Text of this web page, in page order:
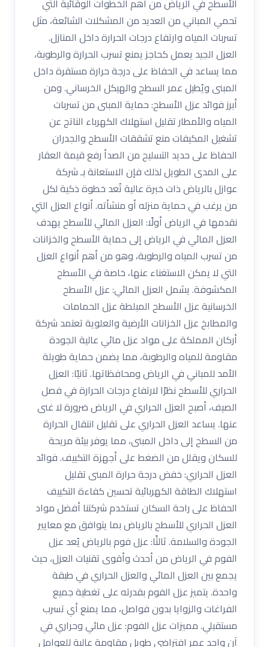
الأسطح في الرياض من أهم الخطوات الوقائية التي
تحمي المباني من العديد من المشكلات الشائعة، مثل
تسربات المياه وارتفاع درجات الحرارة داخل المنازل.
العزل الجيد يعمل كحاجز يمنع تسرب الحرارة والرطوبة،
مما يساعد في الحفاظ على درجة حرارة مستقرة داخل
المبنى ويُطيل عمر السطح والهيكل الخرساني. ومن
أبرز فوائد عزل الأسطح: حماية المبنى من تسربات
المياه والأمطار تقليل استهلاك الكهرباء الناتج عن
تشغيل المكيفات منع تشققات الأسطح والجدران
الحفاظ على حديد التسليح من الصدأ رفع قيمة العقار
على المدى الطويل لذلك فإن الاستعانة بـ شركة
عوازل بالرياض ذات خبرة عالية تُعد خطوة ذكية لكل
من يرغب في حماية منزله أو منشأته. أنواع العزل التي
نقدمها في الرياض أولًا: العزل المائي للأسطح يهدف
العزل المائي في الرياض إلى حماية الأسطح والخزانات
من تسرب المياه والرطوبة، وهو من أهم أنواع العزل
التي لا يمكن الاستغناء عنها، خاصة في الأسطح
المكشوفة. يشمل العزل المائي: عزل الأسطح
الخرسانية عزل الأسطح المبلطة عزل الحمامات
والمطابخ عزل الخزانات الأرضية والعلوية تعتمد شركة
أركان المملكة على مواد عزل مائي عالية الجودة
مقاومة للمياه والرطوبة، مما يضمن حماية طويلة
الأمد للمباني في الرياض ومحافظاتها. ثانيًا: العزل
الحراري للأسطح نظرًا لارتفاع درجات الحرارة في فصل
الصيف، أصبح العزل الحراري في الرياض ضرورة لا غنى
عنها. يساعد العزل الحراري على تقليل انتقال الحرارة
من السطح إلى داخل المبنى، مما يوفر بيئة مريحة
للسكان ويقلل من الضغط على أجهزة التكييف. فوائد
العزل الحراري: خفض درجة حرارة المبنى تقليل
استهلاك الطاقة الكهربائية تحسين كفاءة التكييف
الحفاظ على راحة السكان تستخدم شركتنا أفضل مواد
العزل الحراري للأسطح بالرياض بما يتوافق مع معايير
الجودة والسلامة. ثالثًا: عزل فوم بالرياض يُعد عزل
الفوم في الرياض من أحدث وأقوى تقنيات العزل، حيث
يجمع بين العزل المائي والعزل الحراري في طبقة
واحدة. يتميز عزل الفوم بقدرته على تغطية جميع
الفراغات والزوايا بدون فواصل، مما يمنع أي تسرب
مستقبلي. مميزات عزل الفوم: عزل مائي وحراري في
آن واحد عمر افتراضي طويل مقاومة عالية للعوامل